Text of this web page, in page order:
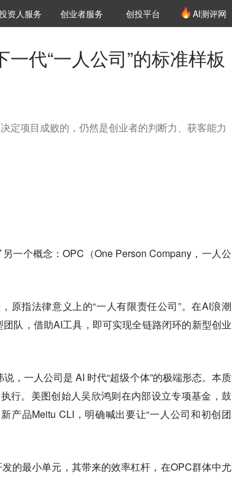
投资机构库
机构职位推介
资人服务 创投氪堂
创业者服务 创投平台 AI测评网
代“一人公司”的标准样板
定项目成败的，仍然是创业者的判断力、获客能力
一个概念：OPC（One Person Company，一人公
原指法律意义上的“一人有限责任公司”。在AI浪潮
队，借助AI工具，即可实现全链路闭环的新型创业
，一人公司是 AI 时代“超级个体”的极端形态。本质
执行。美图创始人吴欣鸿则在内部设立专项基金，鼓
产品Meitu CLI，明确喊出要让“一人公司和初创团
的最小单元，其带来的效率杠杆，在OPC群体中尤